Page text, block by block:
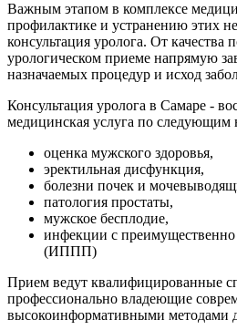
Важным этапом в комплексе
профилактике и устранению этих
консультация уролога. От качества
урологическом приеме напрямую
назначаемых процедур и исход
Консультация уролога в Cамаре -
медицинская услуга по следующим
оценка мужского здоровья,
эректильная дисфункция,
болезни почек и
патология простаты,
мужское бесплодие,
инфекции с
(ИППП)
Прием ведут квалифицированные
профессионально владеющие
высокоинформативными методами